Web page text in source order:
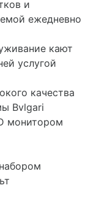
и
ежедневно
кают
услугой
качества
Bvlgari
монитором